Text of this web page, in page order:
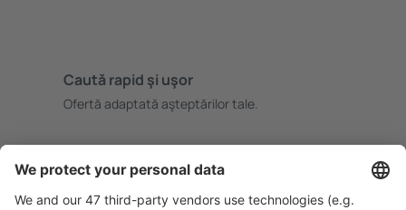
Caută rapid şi uşor
Ofertă adaptată aşteptărilor tale.
Rezervare fără griji cu opțiune gratuită de anulare.